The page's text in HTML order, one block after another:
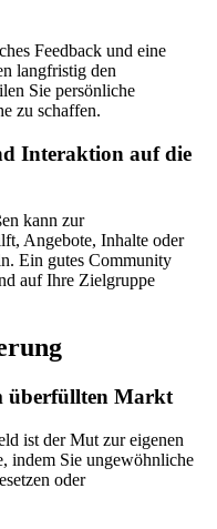
Feedback und eine
langfristig den
Sie persönliche
zu schaffen.
Interaktion auf die
kann zur
Angebote, Inhalte oder
Ein gutes Community
auf Ihre Zielgruppe
überfüllten Markt
ist der Mut zur eigenen
indem Sie ungewöhnliche
oder